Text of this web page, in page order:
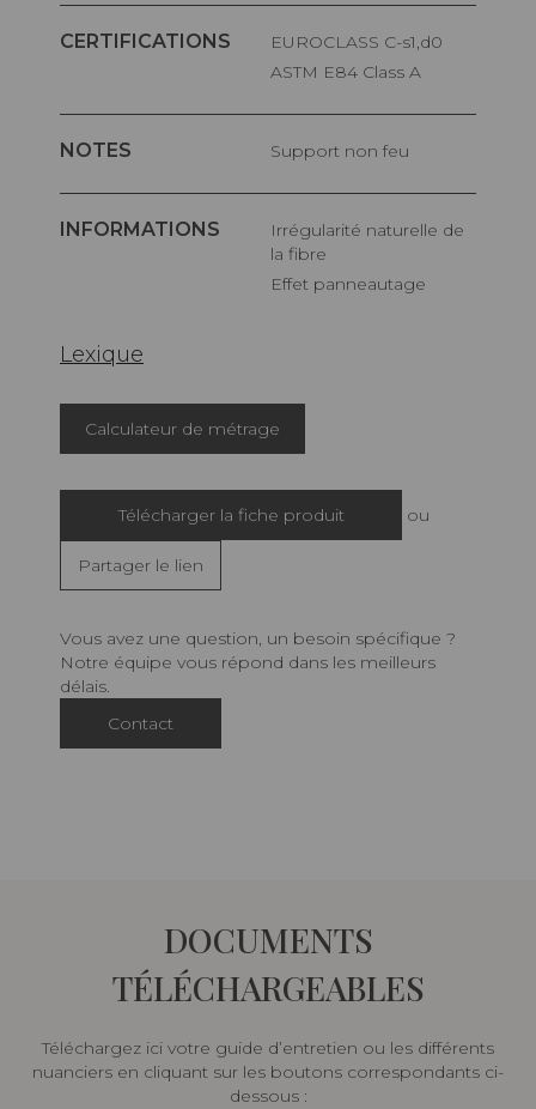
CERTIFICATIONS
EUROCLASS C-s1,d0
ASTM E84 Class A
NOTES Support non feu
INFORMATIONS
Irrégularité naturelle de
la fibre
Effet panneautage
Lexique
Calculateur de métrage
Télécharger la fiche produit ou
Partager le lien
Vous avez une question, un besoin spécifique ?
Notre équipe vous répond dans les meilleurs
délais.
Contact
DOCUMENTS
TÉLÉCHARGEABLES
Téléchargez ici votre guide d’entretien ou les différents
nuanciers en cliquant sur les boutons correspondants ci-
dessous :